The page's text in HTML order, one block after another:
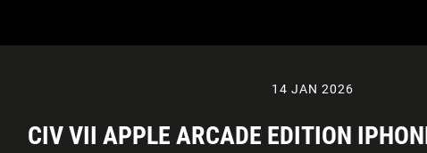
14 JAN 2026
CIV VII APPLE ARCADE EDITION